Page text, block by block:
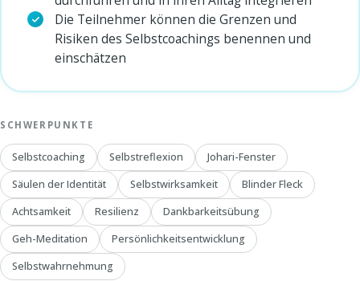
Die Teilnehmer können die Grenzen und
Risiken des Selbstcoachings benennen und
einschätzen
SCHWERPUNKTE
Selbstcoaching Selbstreflexion
Johari-Fenster
Säulen der Identität
Selbstwirksamkeit
Blinder Fleck
Achtsamkeit
Resilienz
Dankbarkeitsübung
Geh-Meditation
Persönlichkeitsentwicklung
Selbstwahrnehmung